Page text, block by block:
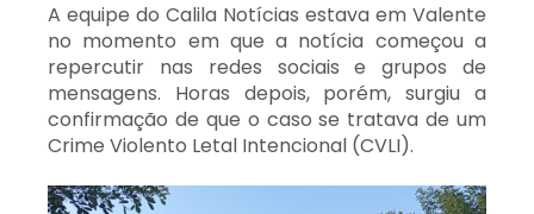
A equipe do Calila Notícias estava em Valente
no momento em que a notícia começou a
repercutir nas redes sociais e grupos de
mensagens. Horas depois, porém, surgiu a
confirmação de que o caso se tratava de um
Crime Violento Letal Intencional (CVLI).